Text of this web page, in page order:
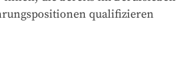
qualifizieren